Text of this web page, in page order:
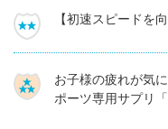
【初速スピードを
お子様の疲れが気
ポーツ専用サプリ「